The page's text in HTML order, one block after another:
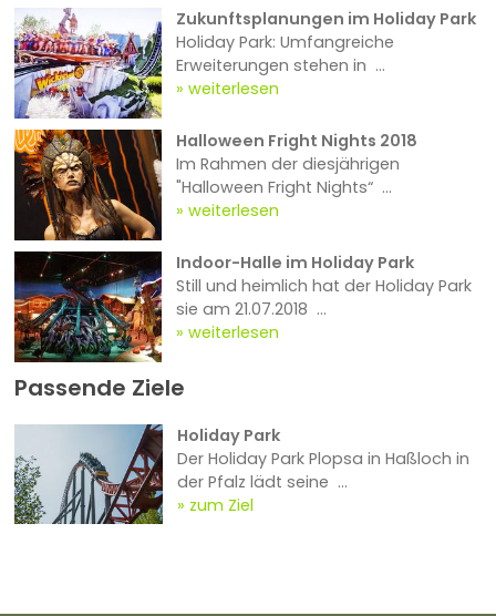
Zukunftsplanungen im Holiday Park
Holiday Park: Umfangreiche
Erweiterungen stehen in ...
weiterlesen
Halloween Fright Nights 2018
Im Rahmen der diesjährigen
"Halloween Fright Nights“ ...
weiterlesen
Indoor-Halle im Holiday Park
Still und heimlich hat der Holiday Park
sie am 21.07.2018 ...
weiterlesen
Passende Ziele
Holiday Park
Der Holiday Park Plopsa in Haßloch in
der Pfalz lädt seine ...
zum Ziel